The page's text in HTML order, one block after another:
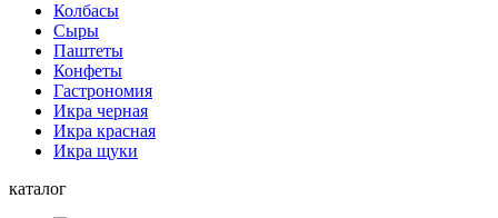
Колбасы
Сыры
Паштеты
Конфеты
Гастрономия
Икра черная
Икра красная
Икра щуки
каталог